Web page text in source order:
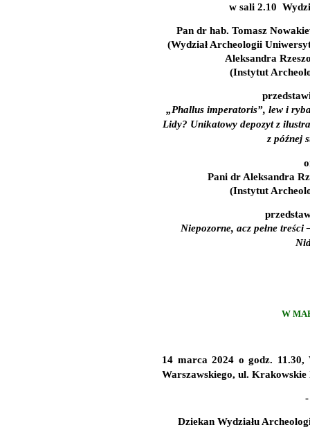
w sali 2.10
Pan dr hab. Tomasz
(Wydział Archeologii
Aleksandra
(Instytut
„Phallus imperatoris”, lew i
Lidy? Unikatowy depozyt z
z późnej
Pani dr Aleksandra
(Instytut
Niepozorne, acz pełne
W
14 marca 2024 o godz. 11.30,
Warszawskiego, ul. Krakowskie
Dziekan Wydziału